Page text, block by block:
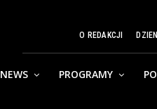
O REDAKCJI
NEWS PROGRAMY